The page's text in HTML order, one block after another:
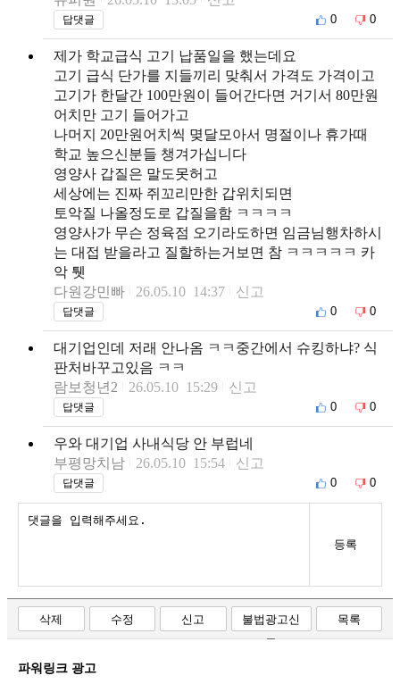
답댓글 0 0
제가 학교급식 고기 납품일을 했는데요
고기 급식 단가를 지들끼리 맞춰서 가격도 가격이고
고기가 한달간 100만원이 들어간다면 거기서 80만원
어치만 고기 들어가고
나머지 20만원어치씩 몆달모아서 명절이나 휴가때
학교 높으신분들 챙겨가십니다
영양사 갑질은 말도못허고
세상에는 진짜 쥐꼬리만한 갑위치되면
토악질 나올정도로 갑질을함 ㅋㅋㅋㅋ
영양사가 무슨 정육점 오기라도하면 임금님행차하시
는 대접 받을라고 질할하는거보면 참 ㅋㅋㅋㅋㅋ 카
악 퉷
다원강민빠
26.05.10 14:37 신고
답댓글 0 0
대기업인데 저래 안나옴 ㅋㅋ중간에서 슈킹하냐? 식
판처바꾸고있음 ㅋㅋ
람보청년2
26.05.10 15:29 신고
답댓글 0 0
우와 대기업 사내식당 안 부럽네
부평망치남
26.05.10 15:54 신고
답댓글 0 0
등록
삭제 수정 신고
불법광고신
고
목록
파워링크 광고